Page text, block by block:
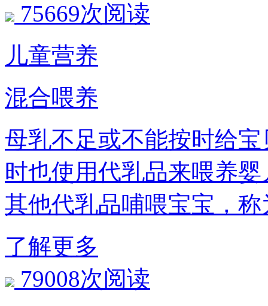
75669次阅读
儿童营养
混合喂养
母乳不足或不能按时给
时也使用代乳品来喂养
其他代乳品哺喂宝宝，
了解更多
79008次阅读